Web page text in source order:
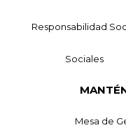
Responsabilidad
Sociales
Mesa de